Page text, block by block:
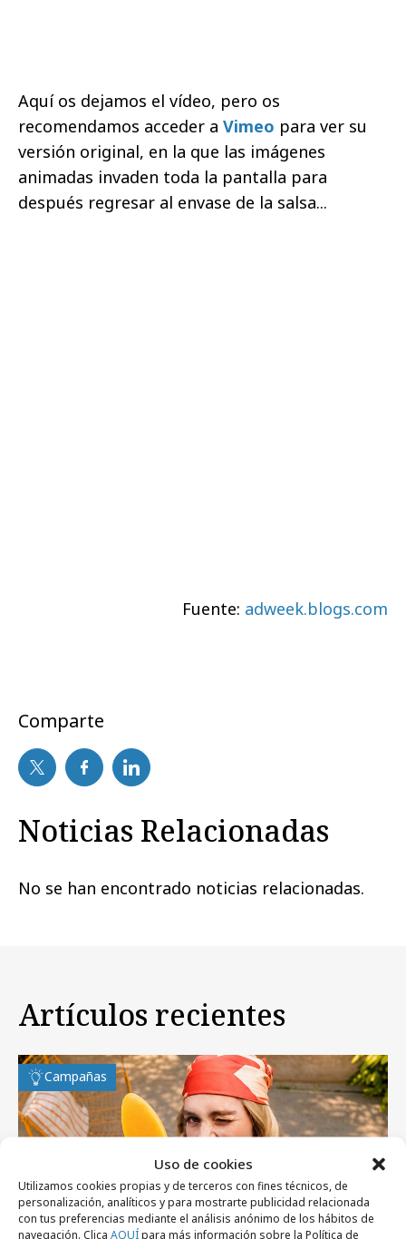
Uso de cookies
Utilizamos cookies propias y de terceros con fines técnicos, de
personalización, analíticos y para mostrarte publicidad relacionada
con tus preferencias mediante el análisis anónimo de los hábitos de
navegación. Clica AQUÍpara más información sobre la Política de
Aquí os dejamos el vídeo, pero os
recomendamos acceder a Vimeo para ver su
versión original, en la que las imágenes
animadas invaden toda la pantalla para
después regresar al envase de la salsa...
Fuente: adweek.blogs.com
Comparte
Noticias Relacionadas
No se han encontrado noticias relacionadas.
Artículos recientes
Campañas